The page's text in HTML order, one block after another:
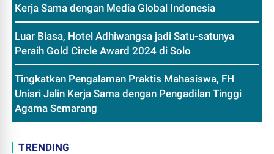
Kerja Sama dengan Media Global Indonesia
Luar Biasa, Hotel Adhiwangsa jadi Satu-satunya
Peraih Gold Circle Award 2024 di Solo
Tingkatkan Pengalaman Praktis Mahasiswa, FH
Unisri Jalin Kerja Sama dengan Pengadilan Tinggi
Agama Semarang
TRENDING